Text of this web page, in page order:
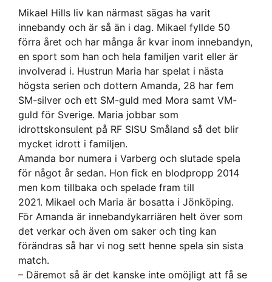
Mikael Hills liv kan närmast sägas ha varit
innebandy och är så än i dag. Mikael fyllde 50
förra året och har många år kvar inom innebandyn,
en sport som han och hela familjen varit eller är
involverad i. Hustrun Maria har spelat i nästa
högsta serien och dottern Amanda, 28 har fem
SM-silver och ett SM-guld med Mora samt VM-
guld för Sverige. Maria jobbar som
idrottskonsulent på RF SISU Småland så det blir
mycket idrott i familjen.
Amanda bor numera i Varberg och slutade spela
för något år sedan. Hon fick en blodpropp 2014
men kom tillbaka och spelade fram till
2021. Mikael och Maria är bosatta i Jönköping.
För Amanda är innebandykarriären helt över som
det verkar och även om saker och ting kan
förändras så har vi nog sett henne spela sin sista
match.
– Däremot så är det kanske inte omöjligt att få se